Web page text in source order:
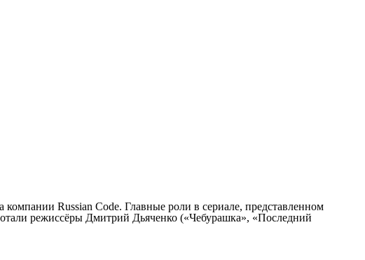
компании Russian Code. Главные роли в сериале, представленном
режиссёры Дмитрий Дьяченко («Чебурашка», «Последний